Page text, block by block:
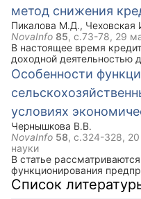
метод снижения
Пикалова М.Д., Чеховская
NovaInfo 85, с.73-78, 29
В настоящее время
доходной деятельностью
банка, но в то же время
так как всегда
возврата по кредиту. В
кредитного риска,
представлена общая
заемщика.
Особенности
условиях
Чернышкова В.В.
NovaInfo 58, с.324-328,
науки
В статье
функционирования
Российской Федерации в
нестабильности.
Список